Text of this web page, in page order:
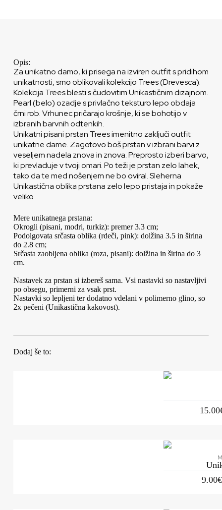
Opis:
Za unikatno damo, ki prisega na izviren outfit s pridihom
unikatnosti, smo oblikovali kolekcijo Trees (Drevesca).
Kolekcija Trees blesti s čudovitim Unikastičnim dizajnom.
Pearl (belo) ozadje s privlačno teksturo lepo obdaja
črni rob. Vrhunec pričarajo krošnje, ki se bohotijo v
izbranih barvnih odtenkih.
Unikatni pisani prstan Trees imenitno zaključi outfit
unikatne dame. Zagotovo boš prstan v izbrani barvi z
veseljem nadela znova in znova. Preprosto izberi barvo,
ki prevladuje v tvoji omari. Po teži je prstan zelo lahek,
tako da te med nošenjem ne bo oviral. Sleherna
Unikastična oblika prstana zelo lepo pristaja in pokaže
veliko…
Mere unikatnega prstana:
Okrogli (pisani, modri, turkiz): premer 3.3 cm;
Podolgovata srčasta oblika (rdeči, pink): dolžina 3.5 in širina
do 2.8 cm;
Srčasta zaobljena oblika (roza, pisani): dolžina in širina do 3
cm.
Nastavek za prstan si izbereš sama. Vsi nastavki so nastavljivi
po obsegu, primerni za vsak prst.
Nastavki so lepljeni ter dodatno vdelani v polimerno glino, so
2x pečeni (Unikastična kakovost).
Dodaj še to:
15.00
9.00€